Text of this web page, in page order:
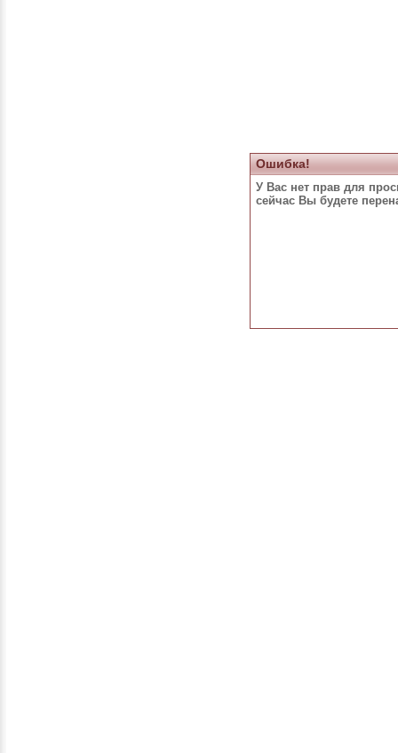
Ошибка!
У Вас нет прав для
сейчас Вы будете